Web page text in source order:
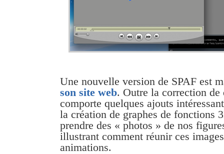
Une nouvelle version de SPAF est
son site web. Outre la correction de
comporte quelques ajouts
la création de graphes de fonctions
prendre des « photos » de nos
illustrant comment réunir ces
animations.